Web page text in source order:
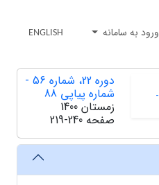
ورود به سامانه ENGLISH
دوره 22، شماره 56 -
شماره پیاپی 88
زمستان 1400
صفحه 219-240